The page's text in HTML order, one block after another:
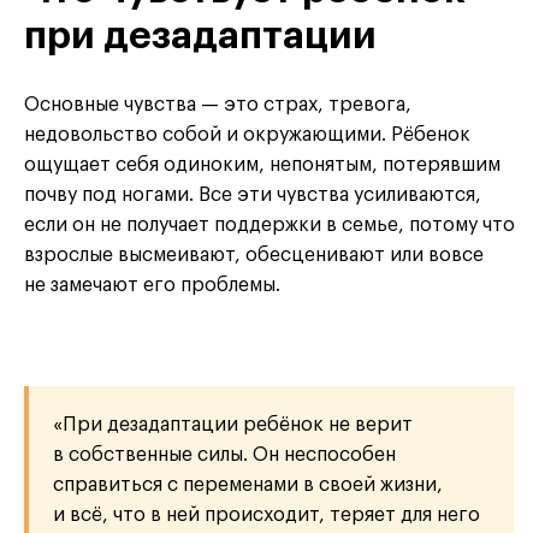
при дезадаптации
Основные чувства — это страх, тревога,
недовольство собой и окружающими. Рёбенок
ощущает себя одиноким, непонятым, потерявшим
почву под ногами. Все эти чувства усиливаются,
если он не получает поддержки в семье, потому что
взрослые высмеивают, обесценивают или вовсе
не замечают его проблемы.
«При дезадаптации ребёнок не верит
в собственные силы. Он неспособен
справиться с переменами в своей жизни,
и всё, что в ней происходит, теряет для него